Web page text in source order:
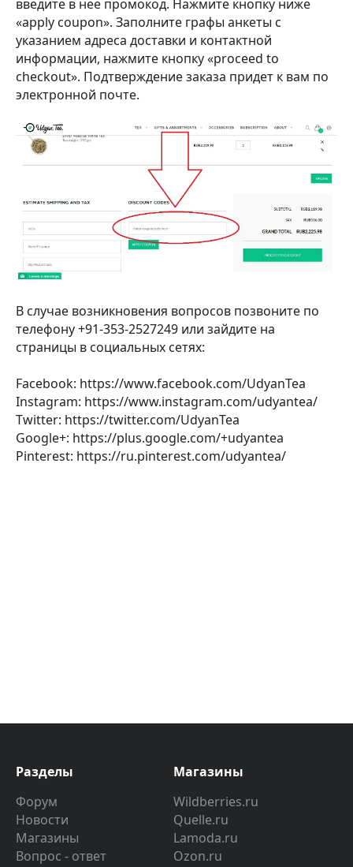
введите в нее промокод. Нажмите кнопку ниже
«apply coupon». Заполните графы анкеты с
указанием адреса доставки и контактной
информации, нажмите кнопку «proceed to
checkout». Подтверждение заказа придет к вам по
электронной почте.
В случае возникновения вопросов позвоните по
телефону +91-353-2527249 или зайдите на
страницы в социальных сетях:
Facebook: https://www.facebook.com/UdyanTea
Instagram: https://www.instagram.com/udyantea/
Twitter: https://twitter.com/UdyanTea
Google+: https://plus.google.com/+udyantea
Pinterest: https://ru.pinterest.com/udyantea/
Разделы
Форум
Новости
Магазины
Вопрос - ответ
Магазины
Wildberries.ru
Quelle.ru
Lamoda.ru
Ozon.ru